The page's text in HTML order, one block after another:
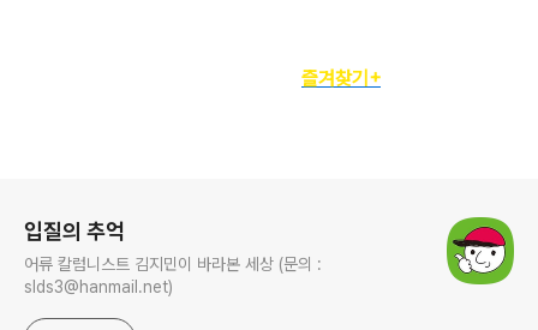
즐겨찾기+
입질의 추억
어류 칼럼니스트 김지민이 바라본 세상 (문의 :
slds3@hanmail.net)